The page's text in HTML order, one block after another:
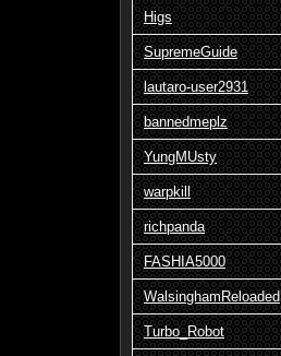
Higs
SupremeGuide
lautaro-user2931
bannedmeplz
YungMUsty
warpkill
richpanda
FASHIA5000
WalsinghamReloaded
Turbo_Robot